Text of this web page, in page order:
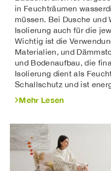
in Feuchträumen
müssen. Bei Dusche und
Isolierung auch für die
Wichtig ist die
Materialien, und
und Bodenaufbau, die
Isolierung dient als
Schallschutz und ist
Mehr Lesen